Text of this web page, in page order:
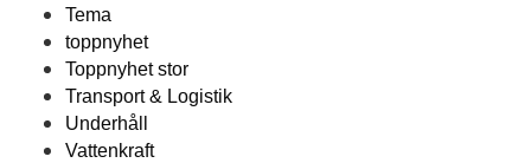
Tema
toppnyhet
Toppnyhet stor
Transport & Logistik
Underhåll
Vattenkraft